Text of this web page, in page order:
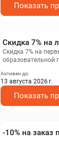
Показать
Скидка 7% на
Скидка 7% на
образовательной
на сайте.
Активен до:
13 августа 2026 г.
Показать
-10% на заказ